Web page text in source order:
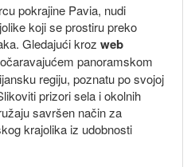
pokrajine Pavia, nudi
koji se prostiru preko
Gledajući kroz web
panoramskom
regiju, poznatu po svojoj
prizori sela i okolnih
savršen način za
krajolika iz udobnosti